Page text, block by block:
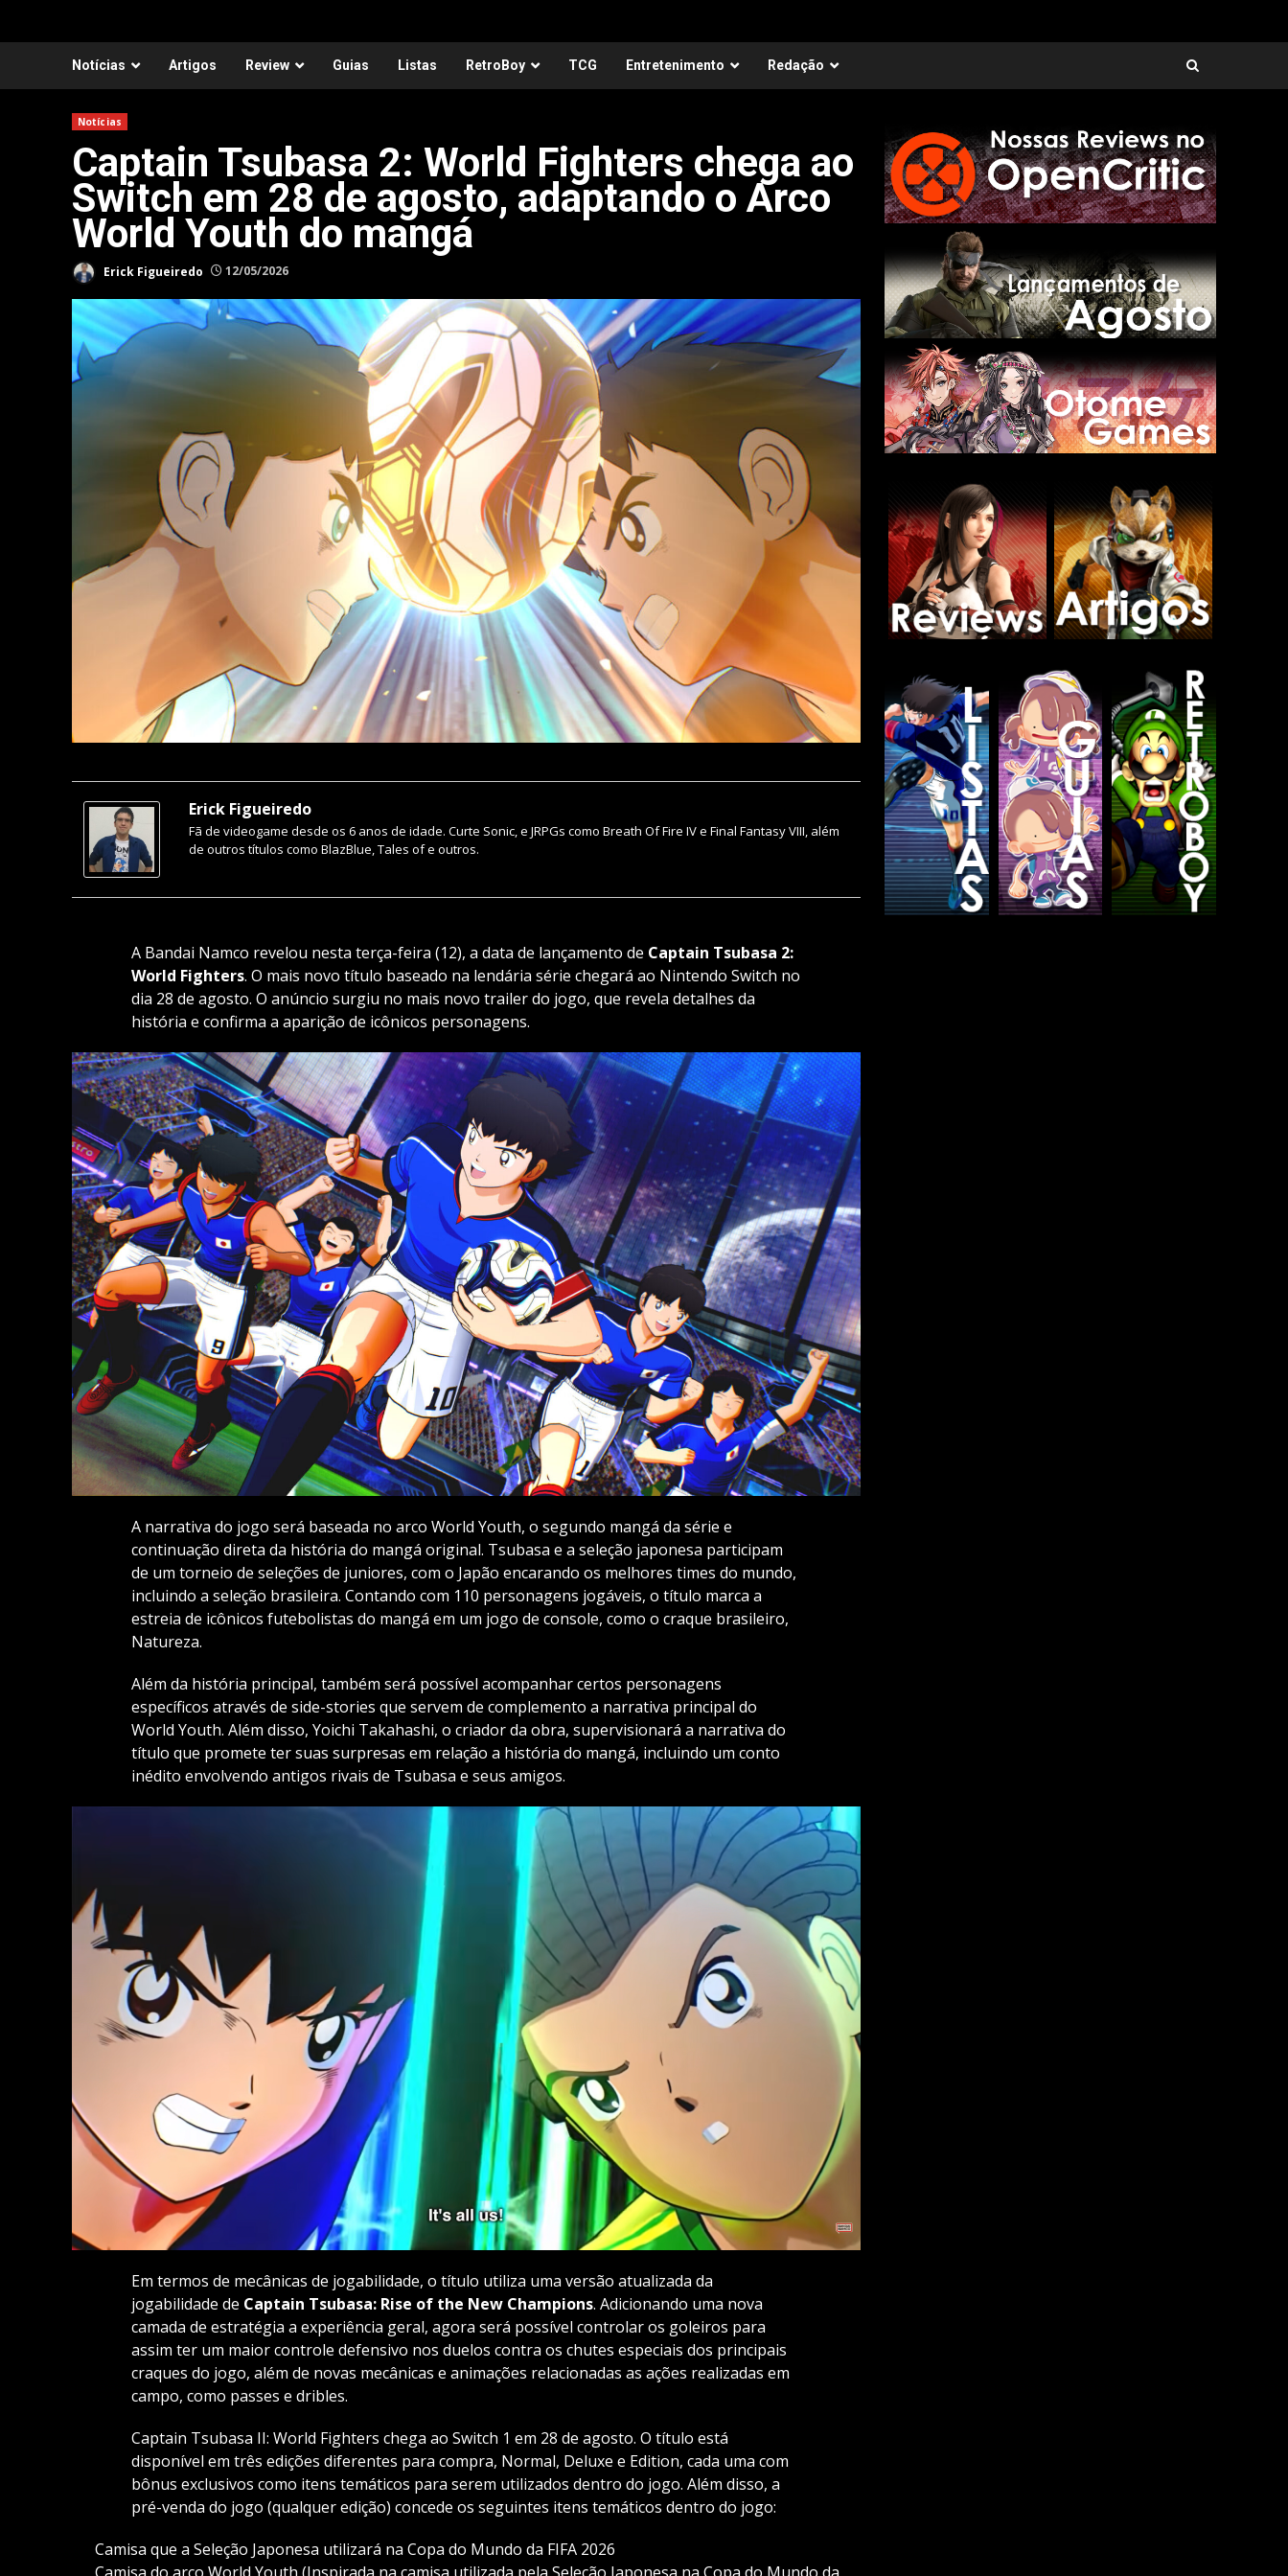
Notícias Artigos Review Guias Listas RetroBoy TCG Entretenimento Redação
Notícias
Captain Tsubasa 2: World Fighters chega ao
Switch em 28 de agosto, adaptando o Arco
World Youth do mangá
Erick Figueiredo 12/05/2026
Erick Figueiredo
Fã de videogame desde os 6 anos de idade. Curte Sonic, e JRPGs como Breath Of Fire IV e Final Fantasy VIII, além
de outros títulos como BlazBlue, Tales of e outros.
A Bandai Namco revelou nesta terça-feira (12), a data de lançamento de Captain Tsubasa 2:
World Fighters. O mais novo título baseado na lendária série chegará ao Nintendo Switch no
dia 28 de agosto. O anúncio surgiu no mais novo trailer do jogo, que revela detalhes da
história e confirma a aparição de icônicos personagens.
A narrativa do jogo será baseada no arco World Youth, o segundo mangá da série e
continuação direta da história do mangá original. Tsubasa e a seleção japonesa participam
de um torneio de seleções de juniores, com o Japão encarando os melhores times do mundo,
incluindo a seleção brasileira. Contando com 110 personagens jogáveis, o título marca a
estreia de icônicos futebolistas do mangá em um jogo de console, como o craque brasileiro,
Natureza.
Além da história principal, também será possível acompanhar certos personagens
específicos através de side-stories que servem de complemento a narrativa principal do
World Youth. Além disso, Yoichi Takahashi, o criador da obra, supervisionará a narrativa do
título que promete ter suas surpresas em relação a história do mangá, incluindo um conto
inédito envolvendo antigos rivais de Tsubasa e seus amigos.
Em termos de mecânicas de jogabilidade, o título utiliza uma versão atualizada da
jogabilidade de Captain Tsubasa: Rise of the New Champions. Adicionando uma nova
camada de estratégia a experiência geral, agora será possível controlar os goleiros para
assim ter um maior controle defensivo nos duelos contra os chutes especiais dos principais
craques do jogo, além de novas mecânicas e animações relacionadas as ações realizadas em
campo, como passes e dribles.
Captain Tsubasa II: World Fighters chega ao Switch 1 em 28 de agosto. O título está
disponível em três edições diferentes para compra, Normal, Deluxe e Edition, cada uma com
bônus exclusivos como itens temáticos para serem utilizados dentro do jogo. Além disso, a
pré-venda do jogo (qualquer edição) concede os seguintes itens temáticos dentro do jogo:
Camisa que a Seleção Japonesa utilizará na Copa do Mundo da FIFA 2026